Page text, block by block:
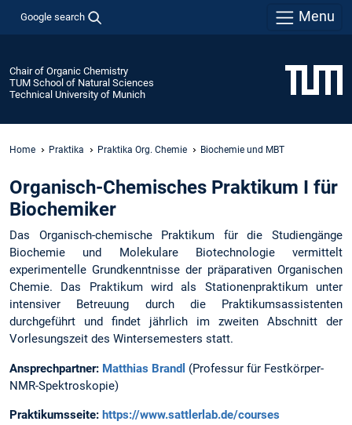
Google search Menu
Chair of Organic Chemistry
TUM School of Natural Sciences
Technical University of Munich
Home Praktika Praktika Org. Chemie Biochemie und MBT
Organisch-Chemisches Praktikum I für
Biochemiker
Das Organisch-chemische Praktikum für die Studiengänge
Biochemie und Molekulare Biotechnologie vermittelt
experimentelle Grundkenntnisse der präparativen Organischen
Chemie. Das Praktikum wird als Stationenpraktikum unter
intensiver Betreuung durch die Praktikumsassistenten
durchgeführt und findet jährlich im zweiten Abschnitt der
Vorlesungszeit des Wintersemesters statt.
Ansprechpartner: Matthias Brandl (Professur für Festkörper-
NMR-Spektroskopie)
Praktikumsseite: https://www.sattlerlab.de/courses